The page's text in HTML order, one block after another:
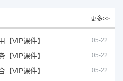
更多>>
【VIP课件】 05-22
【VIP课件】 05-22
【VIP课件】 05-22